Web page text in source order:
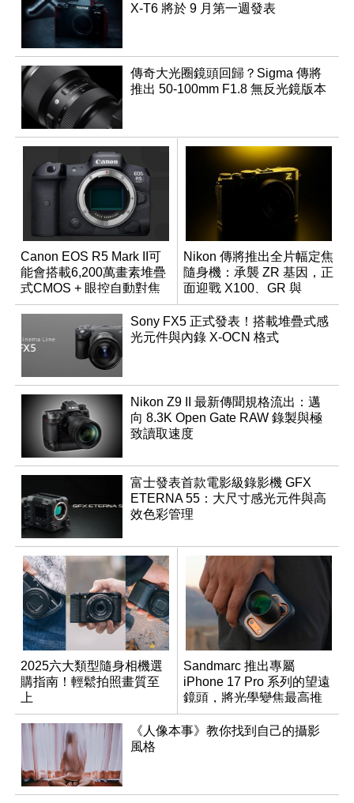
X-T6 將於 9 月第一週發表
傳奇大光圈鏡頭回歸？Sigma 傳將
推出 50-100mm F1.8 無反光鏡版本
Canon EOS R5 Mark II可
能會搭載6,200萬畫素堆疊
式CMOS + 眼控自動對焦
功能？
Nikon 傳將推出全片幅定焦
隨身機：承襲 ZR 基因，正
面迎戰 X100、GR 與
RX1R 系列
Sony FX5 正式發表！搭載堆疊式感
光元件與內錄 X-OCN 格式
Nikon Z9 II 最新傳聞規格流出：邁
向 8.3K Open Gate RAW 錄製與極
致讀取速度
富士發表首款電影級錄影機 GFX
ETERNA 55：大尺寸感光元件與高
效色彩管理
2025六大類型隨身相機選
購指南！輕鬆拍照畫質至
上
Sandmarc 推出專屬
iPhone 17 Pro 系列的望遠
鏡頭，將光學變焦最高推
升至 16 倍
《人像本事》教你找到自己的攝影
風格